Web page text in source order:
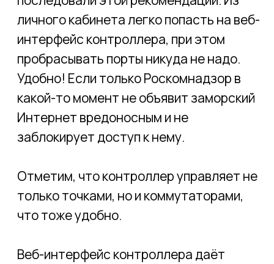
2.На точках класса Enterprise всегда
работает алгоритм автоматической
регулировки мощности. Они стараются
излучать минимум энергии, чтобы не
мешать соседним точкам и чтобы
своевременному переключению
мобильного клиента с точки на точку.
Увы, в решении Omada этот алгоритм
находится в крайне зачаточном
излучаемой мощности, как и выбор
частотных каналов, происходит по
расписанию, ― например, раз в сутки.
Для этого точки сканируют эфир, а
перерыв составил 4-5 минут. Мы